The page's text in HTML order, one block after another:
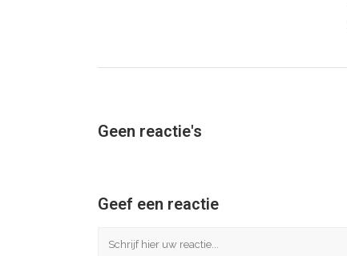
Geen reactie's
Geef een reactie